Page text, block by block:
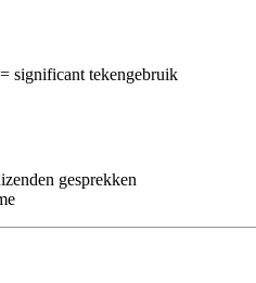
significant tekengebruik
gesprekken